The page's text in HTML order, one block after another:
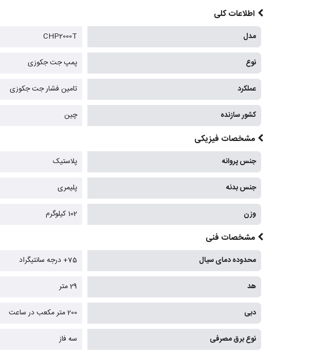
اطلاعات کلی
مدل CHP2000T
نوع پمپ جت جکوزی
عملکرد تامین فشار جت جکوزی
کشور سازنده چین
مشخصات فیزیکی
جنس پروانه پلاستیک
جنس بدنه پلیمری
وزن 102 کیلوگرم
مشخصات فنی
محدوده دمای سیال 75+ درجه سانتیگراد
هد 29 متر
دبی 200 متر مکعب در ساعت
نوع برق مصرفی سه فاز